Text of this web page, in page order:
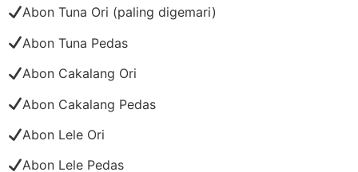
Abon Tuna Ori (paling digemari)
Abon Tuna Pedas
Abon Cakalang Ori
Abon Cakalang Pedas
Abon Lele Ori
Abon Lele Pedas